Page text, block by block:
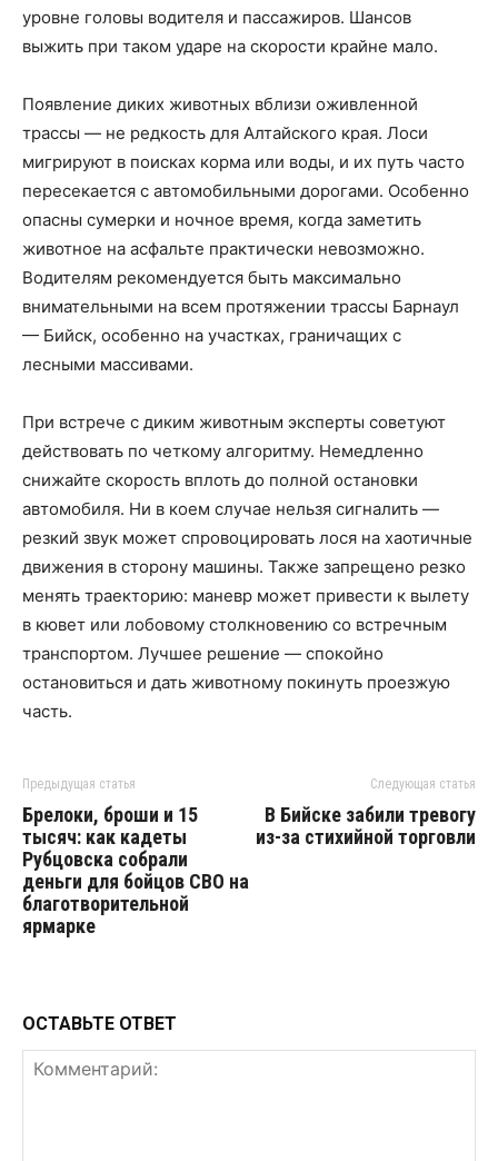
уровне головы водителя и пассажиров. Шансов
выжить при таком ударе на скорости крайне мало.
Появление диких животных вблизи оживленной
трассы — не редкость для Алтайского края. Лоси
мигрируют в поисках корма или воды, и их путь часто
пересекается с автомобильными дорогами. Особенно
опасны сумерки и ночное время, когда заметить
животное на асфальте практически невозможно.
Водителям рекомендуется быть максимально
внимательными на всем протяжении трассы Барнаул
— Бийск, особенно на участках, граничащих с
лесными массивами.
При встрече с диким животным эксперты советуют
действовать по четкому алгоритму. Немедленно
снижайте скорость вплоть до полной остановки
автомобиля. Ни в коем случае нельзя сигналить —
резкий звук может спровоцировать лося на хаотичные
движения в сторону машины. Также запрещено резко
менять траекторию: маневр может привести к вылету
в кювет или лобовому столкновению со встречным
транспортом. Лучшее решение — спокойно
остановиться и дать животному покинуть проезжую
часть.
Предыдущая статья
Брелоки, броши и 15
тысяч: как кадеты
Рубцовска собрали
деньги для бойцов СВО на
благотворительной
ярмарке
Следующая статья
В Бийске забили тревогу
из-за стихийной торговли
ОСТАВЬТЕ ОТВЕТ